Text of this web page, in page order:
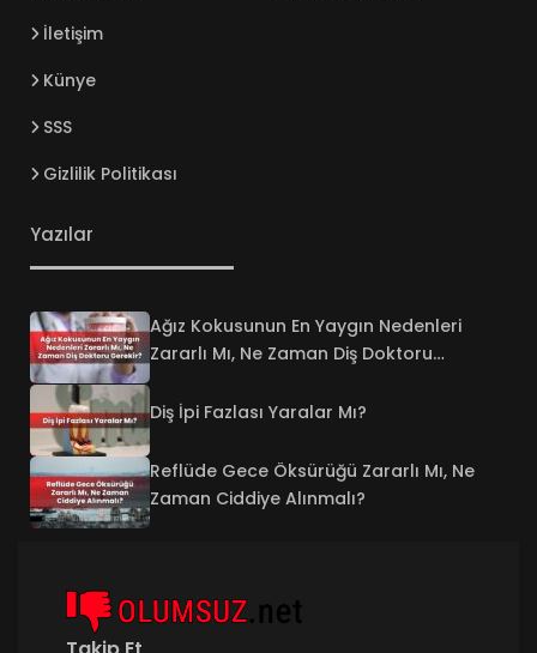
İletişim
Künye
SSS
Gizlilik Politikası
Yazılar
Ağız Kokusunun En Yaygın Nedenleri
Zararlı Mı, Ne Zaman Diş Doktoru
Diş İpi Fazlası Yaralar Mı?
Reflüde Gece Öksürüğü Zararlı Mı, Ne
Zaman Ciddiye Alınmalı?